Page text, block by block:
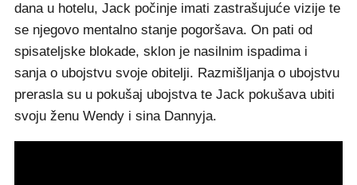
dana u hotelu, Jack počinje imati zastrašujuće vizije te
se njegovo mentalno stanje pogoršava. On pati od
spisateljske blokade, sklon je nasilnim ispadima i
sanja o ubojstvu svoje obitelji. Razmišljanja o ubojstvu
prerasla su u pokušaj ubojstva te Jack pokušava ubiti
svoju ženu Wendy i sina Dannyja.